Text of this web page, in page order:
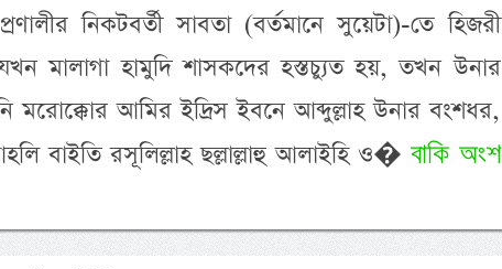
নিকটবর্তী সাবতা (বর্তমানে সুয়েটা)-তে হিজরী
মালাগা হামুদি শাসকদের হস্তচ্যুত হয়, তখন উনার
মরোক্কোর আমির ইদ্রিস ইবনে আব্দুল্লাহ উনার বংশধর,
বাইতি রসূলিল্লাহ ছল্লাল্লাহু আলাইহি ও�বাকি অংশ